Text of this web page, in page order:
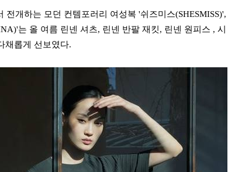
개하는 모던 컨템포러리 여성복 '쉬즈미스(SHESMISS)',
는 올 여름 린넨 셔츠, 린넨 반팔 재킷, 린넨 원피스 , 시
채롭게 선보였다.